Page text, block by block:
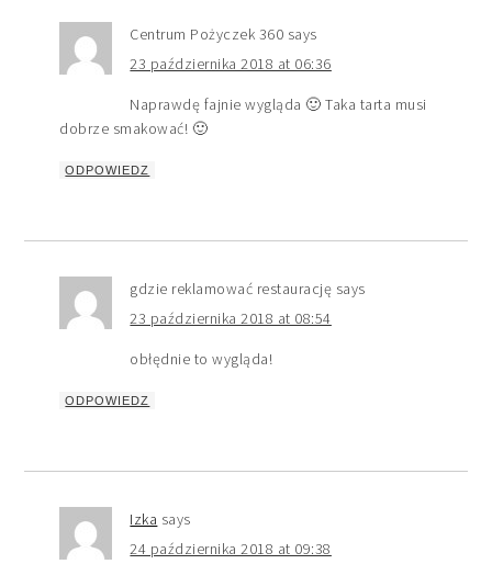
Centrum Pożyczek 360 says
23 października 2018 at 06:36
Naprawdę fajnie wygląda 🙂 Taka tarta musi
dobrze smakować! 🙂
ODPOWIEDZ
gdzie reklamować restaurację says
23 października 2018 at 08:54
obłędnie to wygląda!
ODPOWIEDZ
Izka says
24 października 2018 at 09:38